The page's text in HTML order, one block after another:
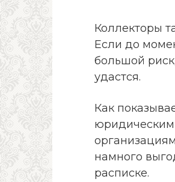
Коллекторы
Если до
большой
удастся.
Как
намного
расписке.